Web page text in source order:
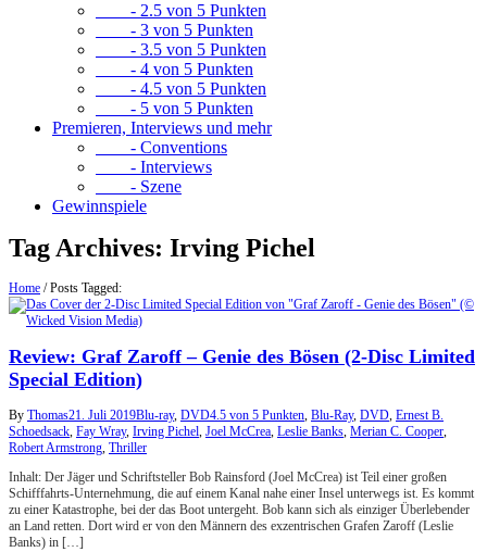
- 2.5 von 5 Punkten
- 3 von 5 Punkten
- 3.5 von 5 Punkten
- 4 von 5 Punkten
- 4.5 von 5 Punkten
- 5 von 5 Punkten
Premieren, Interviews und mehr
- Conventions
- Interviews
- Szene
Gewinnspiele
Tag Archives: Irving Pichel
Home /Posts Tagged:
Review: Graf Zaroff – Genie des Bösen (2-Disc Limited
Special Edition)
By Thomas21. Juli 2019Blu-ray, DVD4.5 von 5 Punkten, Blu-Ray, DVD, Ernest B.
Schoedsack, Fay Wray, Irving Pichel, Joel McCrea, Leslie Banks, Merian C. Cooper,
Robert Armstrong, Thriller
Inhalt: Der Jäger und Schriftsteller Bob Rainsford (Joel McCrea) ist Teil einer großen
Schifffahrts-Unternehmung, die auf einem Kanal nahe einer Insel unterwegs ist. Es kommt
zu einer Katastrophe, bei der das Boot untergeht. Bob kann sich als einziger Überlebender
an Land retten. Dort wird er von den Männern des exzentrischen Grafen Zaroff (Leslie
Banks) in […]